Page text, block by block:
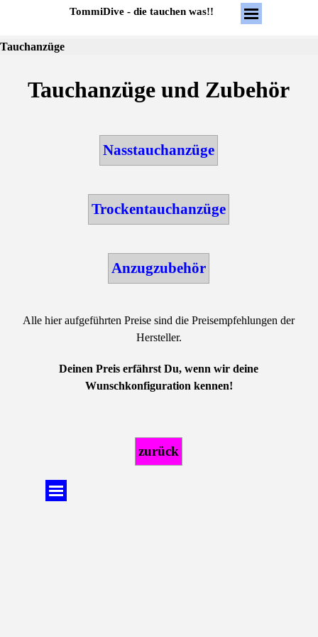
Direkt zum SeiteninhaltTommiDive - die tauchen was!! Menü
Tauchanzüge
Tauchanzüge und Zubehör
Nasstauchanzüge
Trockentauchanzüge
Anzugzubehör
Alle hier aufgeführten Preise sind die Preisempfehlungen der
Hersteller.
Deinen Preis erfährst Du, wenn wir deine
Wunschkonfiguration kennen!
zurück
Menü überspringen